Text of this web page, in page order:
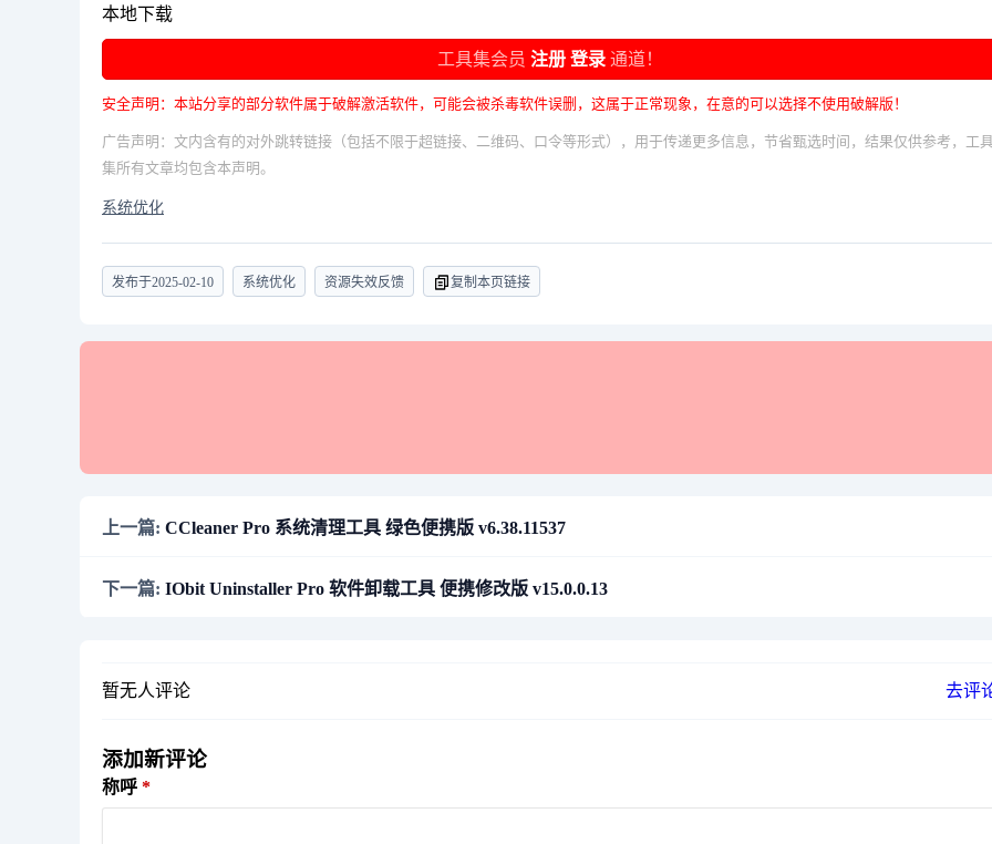
本地下载
工具集会员 注册 登录 通道！
安全声明：本站分享的部分软件属于破解激活软件，可能会被杀毒软件误删，这属于正常现象，在意的可以选择不使用破解版！
广告声明：文内含有的对外跳转链接（包括不限于超链接、二维码、口令等形式），用于传递更多信息，节省甄选时间，结果仅供参考，工
集所有文章均包含本声明。
系统优化
发布于2025-02-10 系统优化 资源失效反馈 复制本页链接
上一篇: CCleaner Pro 系统清理工具 绿色便携版 v6.38.11537
下一篇: IObit Uninstaller Pro 软件卸载工具 便携修改版 v15.0.0.13
暂无人评论 去评
添加新评论
称呼